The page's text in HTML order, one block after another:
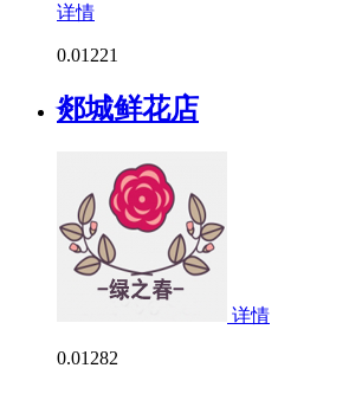
详情
0.01221
郯城鲜花店
详情
0.01282